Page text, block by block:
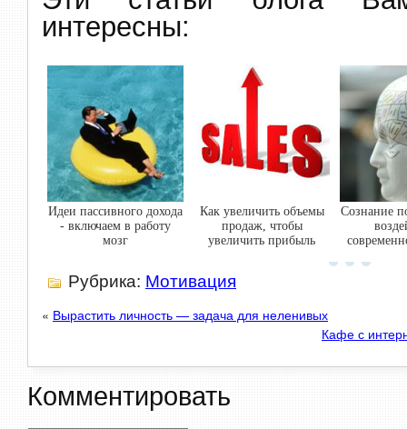
интересны:
Идеи пассивного дохода
- включаем в работу
мозг
Как увеличить объемы
продаж, чтобы
увеличить прибыль
Сознание
Рубрика: Мотивация
« Вырастить личность — задача для неленивых
Кафе с
Комментировать